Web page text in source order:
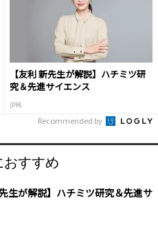
【友利 新先生が解説】ハチミツ研
究＆先進サイエンス
(PR)
Recommended by
おすすめ
先生が解説】ハチミツ研究＆先進サ